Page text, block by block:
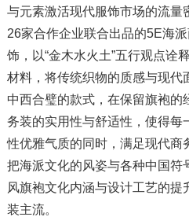
与元素激活现代服饰市场的流量
26家合作企业联合出品的5E海
饰，以“金木水火土”五行观点诠
材料，将传统织物的质感与现代
中西合璧的款式，在保留旗袍的
务装的实用性与舒适性，使得每
性优雅气质的同时，满足现代商
把海派文化的风姿与各种中国符
风旗袍文化内涵与设计工艺的
装主流。